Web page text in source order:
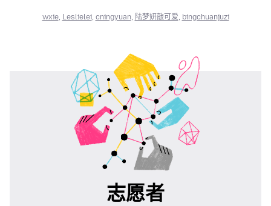
wxie, Leslielei, cningyuan, 陆梦妍敲可爱, bingchuanjuzi
志愿者